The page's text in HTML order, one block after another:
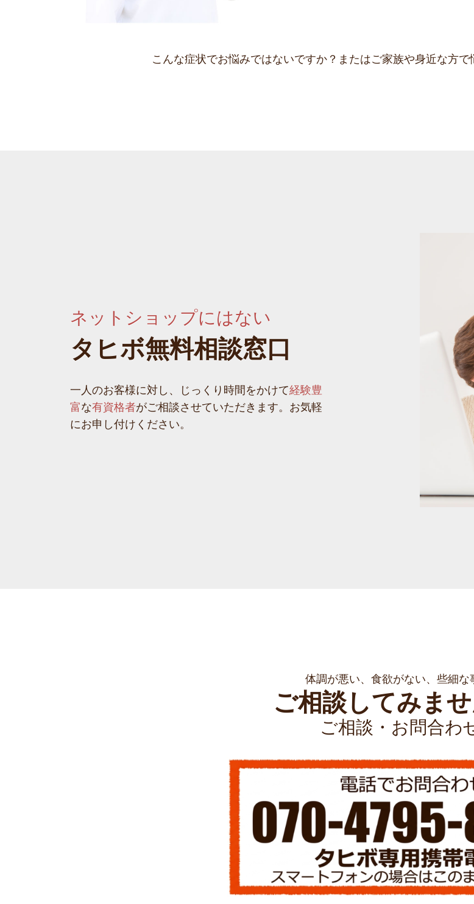
こんな症状でお悩みではないですか？またはご家族や身近な方
ネットショップにはない
タヒボ無料相談窓口
一人のお客様に対し、じっくり時間をかけて経験豊
富な有資格者がご相談させていただきます。お気軽
にお申し付けください。
体調が悪い、食欲がない、些細な
ご相談してみま
ご相談・お問合わ